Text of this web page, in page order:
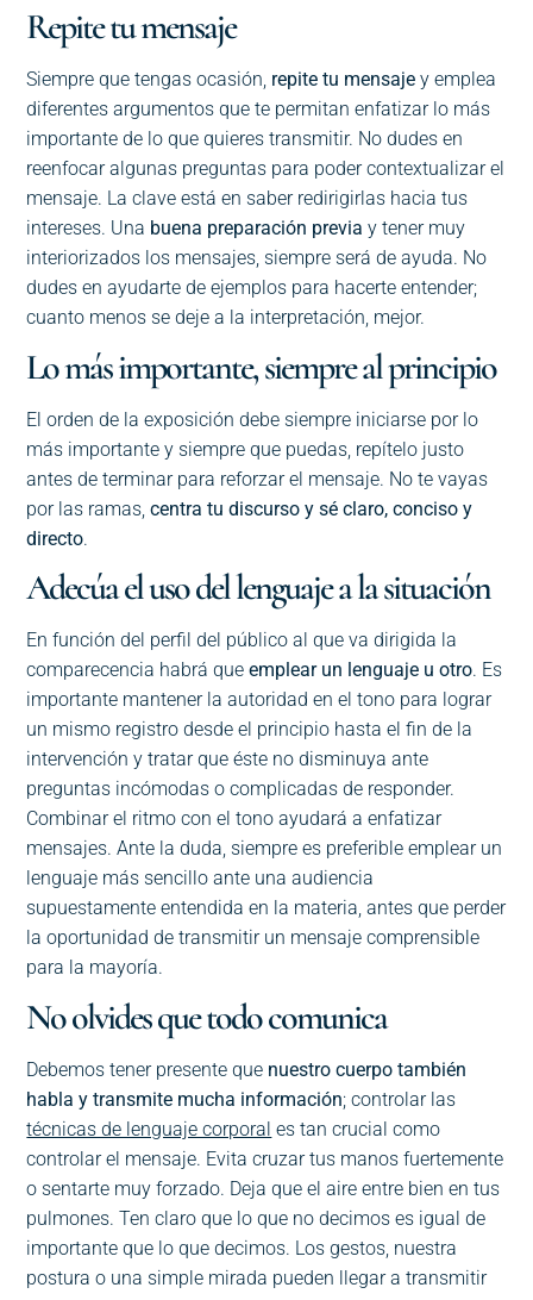
Repite tu mensaje
Siempre que tengas ocasión, repite tu mensaje y emplea
diferentes argumentos que te permitan enfatizar lo más
importante de lo que quieres transmitir. No dudes en
reenfocar algunas preguntas para poder contextualizar el
mensaje. La clave está en saber redirigirlas hacia tus
intereses. Una buena preparación previa y tener muy
interiorizados los mensajes, siempre será de ayuda. No
dudes en ayudarte de ejemplos para hacerte entender;
cuanto menos se deje a la interpretación, mejor.
Lo más importante, siempre al principio
El orden de la exposición debe siempre iniciarse por lo
más importante y siempre que puedas, repítelo justo
antes de terminar para reforzar el mensaje. No te vayas
por las ramas,centra tu discurso y sé claro, conciso y
directo.
Adecúa el uso del lenguaje a la situación
En función del perfil del público al que va dirigida la
comparecencia habrá queemplear un lenguaje u otro. Es
importante mantener la autoridad en el tono para lograr
un mismo registro desde el principio hasta el fin de la
intervención y tratar que éste no disminuya ante
preguntas incómodas o complicadas de responder.
Combinar el ritmo con el tono ayudará a enfatizar
mensajes. Ante la duda, siempre es preferible emplear un
lenguaje más sencillo ante una audiencia
supuestamente entendida en la materia, antes que perder
la oportunidad de transmitir un mensaje comprensible
para la mayoría.
No olvides que todo comunica
Debemos tener presente que nuestro cuerpo también
habla y transmite mucha información; controlar las
técnicas de lenguaje corporal es tan crucial como
controlar el mensaje. Evita cruzar tus manos fuertemente
o sentarte muy forzado. Deja que el aire entre bien en tus
pulmones. Ten claro que lo que no decimos es igual de
importante que lo que decimos. Los gestos, nuestra
postura o una simple mirada pueden llegar a transmitir